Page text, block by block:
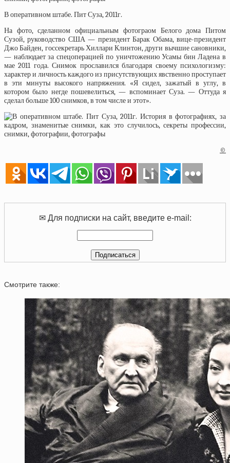
В оперативном штабе. Пит Суза, 2011г.
На фото, сделанном официальным фотограом Белого дома Питом
Сузой, руководство США — президент Барак Обама, вице-президент
Джо Байден, госсекретарь Хиллари Клинтон, други вычшие сановники,
— наблюдает за спецоперацией по уничтожению Усамы бин Ладена в
мае 2011 года. Снимок прославился благодаря своему психологизму:
характер и личность каждого из присутствующих явственно проступает
в эти минуты высокого напряжения. «Я сидел, зажатый в углу, в
котором было негде пошевелиться, — вспоминает Суза. — Оттуда я
сделал больше 100 снимков, в том числе и этот».
©
✉ Для подписки на сайт, введите e-mail:
Смотрите также: